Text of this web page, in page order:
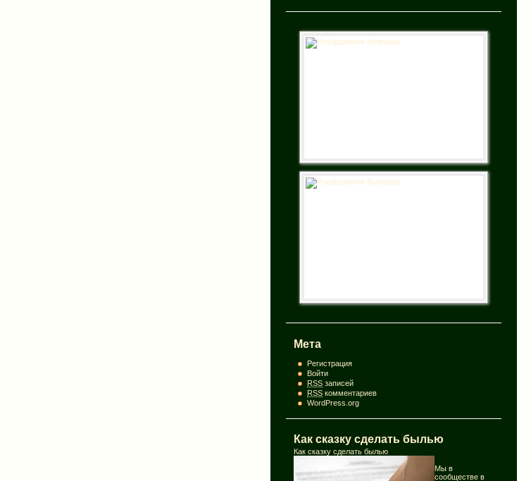
Мета
Регистрация
Войти
RSS записей
RSS комментариев
WordPress.org
Как сказку сделать былью
Как сказку сделать былью
Мы в
сообществе в